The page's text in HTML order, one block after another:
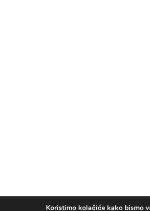
Koristimo kolačiće kako bismo